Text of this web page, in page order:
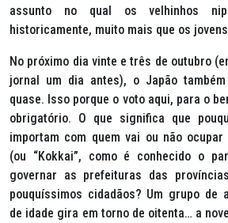
assunto no qual os velhinhos
historicamente, muito mais que os
No próximo dia vinte e três de outubro
jornal um dia antes), o Japão
quase. Isso porque o voto aqui, para o
obrigatório. O que significa que
importam com quem vai ou não ocupar
(ou “Kokkai”, como é conhecido o
governar as prefeituras das
pouquíssimos cidadãos? Um grupo de
de idade gira em torno de oitenta… a